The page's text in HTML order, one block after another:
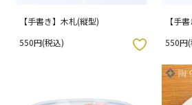
【手書き】木札(縦型)
550円(税込)
【手
550円
お気に入りボタン